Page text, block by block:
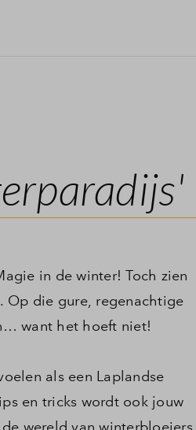
in de winter! Toch zien
Op die gure, regenachtige
want het hoeft niet!
als een Laplandse
en tricks wordt ook jouw